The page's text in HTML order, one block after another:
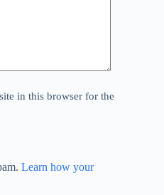
in this browser for the
Learn how your